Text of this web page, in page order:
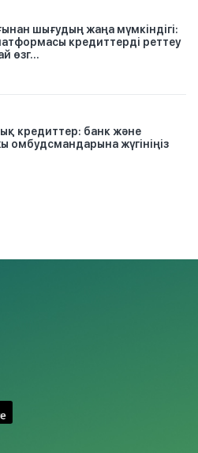
шығудың жаңа мүмкіндігі:
кредиттерді реттеу
өзг...
кредиттер: банк және
омбудсмандарына жүгініңіз